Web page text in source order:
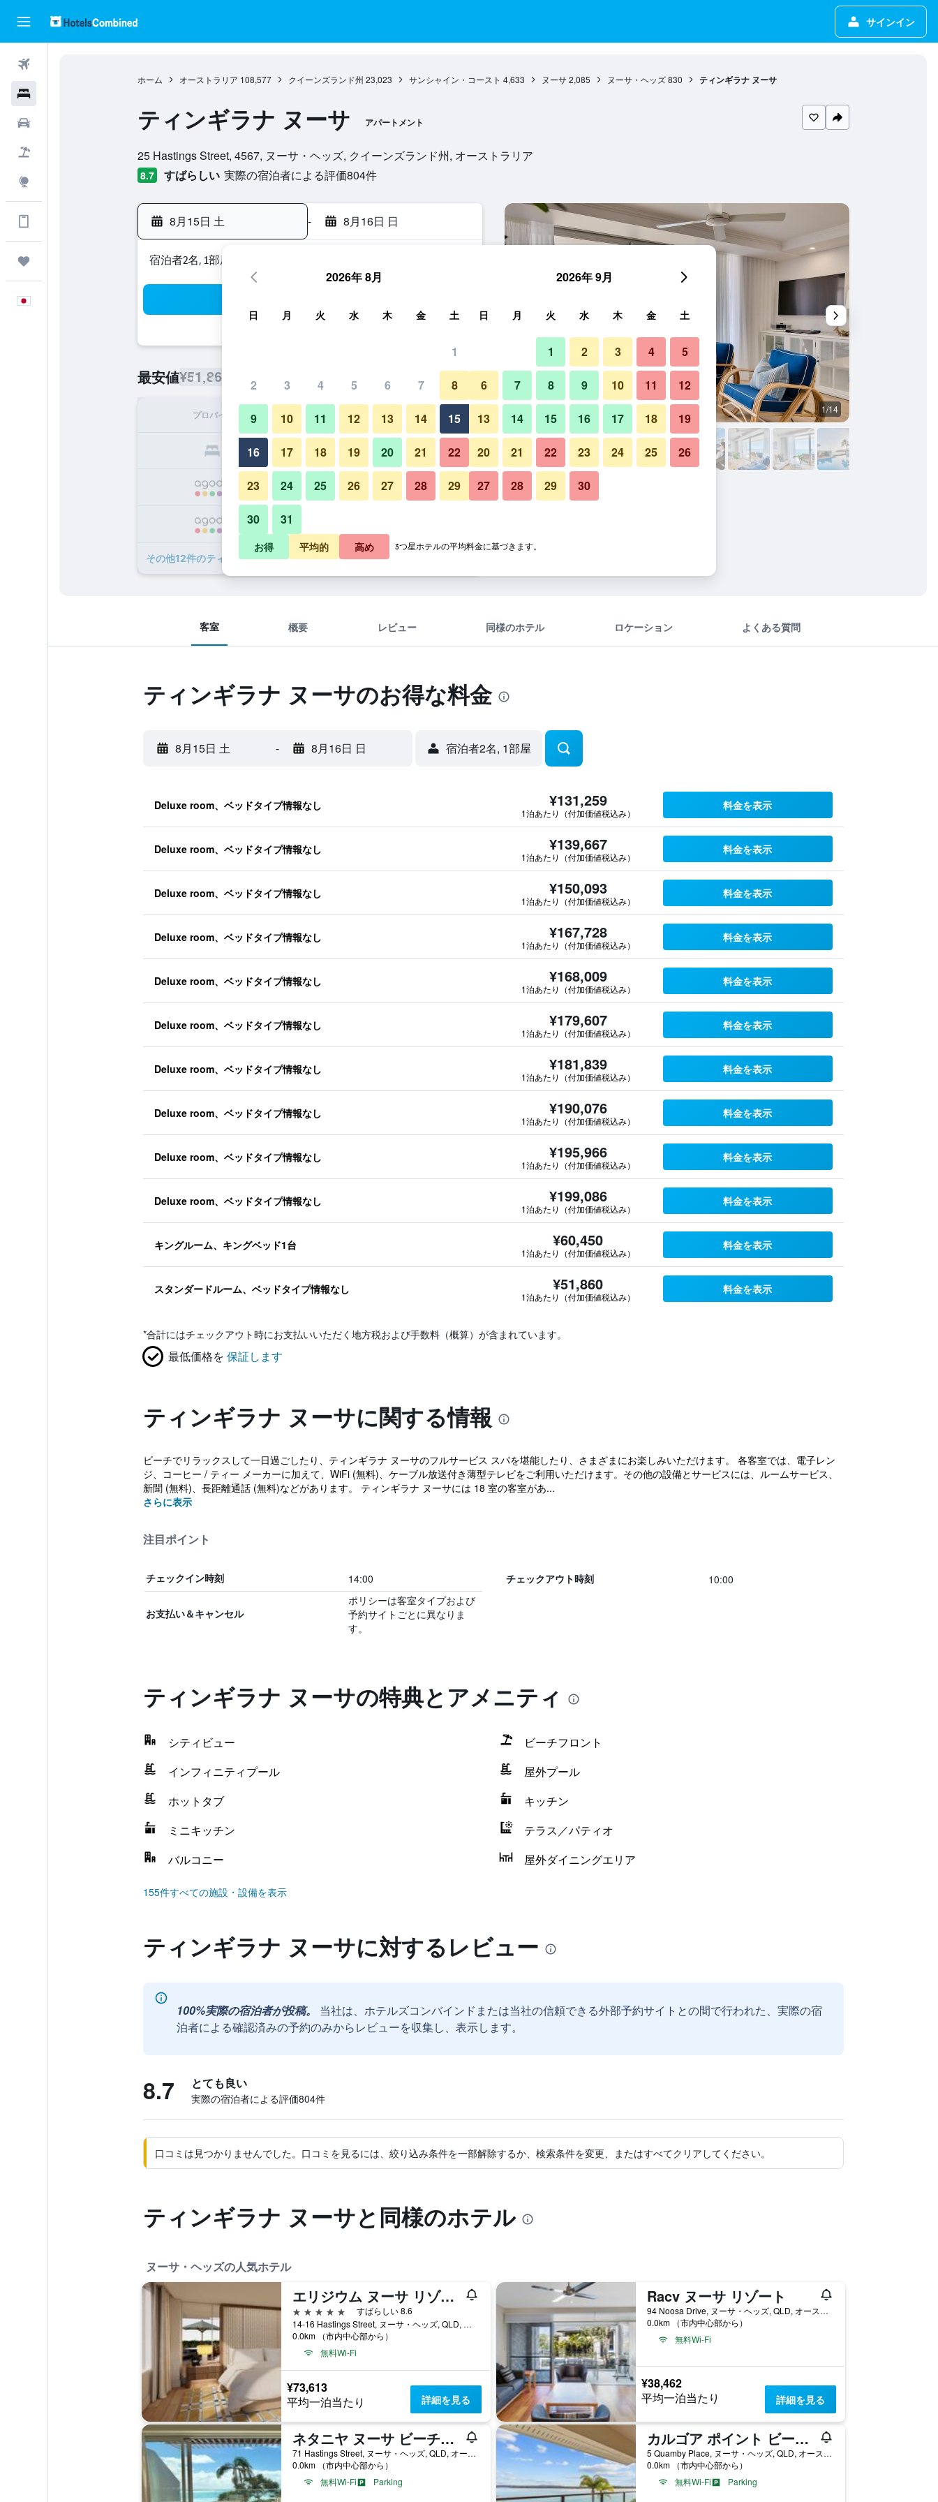
サインイン
ホーム オーストラリア 108,577 クイーンズランド州 23,023 サンシャイン・コースト 4,633 ヌーサ 2,085 ヌーサ・ヘッズ 830 ティンギラナ ヌーサ
ティンギラナ ヌーサ アパートメント
25 Hastings Street, 4567, ヌーサ・ヘッズ, クイーンズランド州, オーストラリア
8.7 すばらしい 実際の宿泊者による評価804​件
8月15日 土 - 8月16日 日
宿泊者2名, 1​部屋
最安値¥51,860
プロバイダ 1泊あたり合計
¥51,860 プランを見る
¥60,450 プランを見る
​その他12​件のティンギラナ ヌーサのオファー
リビングルーム 1/14
ティンギラナ ヌーサの写真
客室 概要 レビュー 同様のホテル ロケーション よくある質問
ティンギラナ ヌーサのお得な料金
8月15日 土 - 8月16日 日 宿泊者2名, 1​部屋
Deluxe room、ベッドタイプ情報なし ¥131,259
1泊あたり（付加価値税込み）
料金を表示
Deluxe room、ベッドタイプ情報なし ¥139,667
1泊あたり（付加価値税込み）
料金を表示
Deluxe room、ベッドタイプ情報なし ¥150,093
1泊あたり（付加価値税込み）
料金を表示
Deluxe room、ベッドタイプ情報なし ¥167,728
1泊あたり（付加価値税込み）
料金を表示
Deluxe room、ベッドタイプ情報なし ¥168,009
1泊あたり（付加価値税込み）
料金を表示
Deluxe room、ベッドタイプ情報なし ¥179,607
1泊あたり（付加価値税込み）
料金を表示
Deluxe room、ベッドタイプ情報なし ¥181,839
1泊あたり（付加価値税込み）
料金を表示
Deluxe room、ベッドタイプ情報なし ¥190,076
1泊あたり（付加価値税込み）
料金を表示
Deluxe room、ベッドタイプ情報なし ¥195,966
1泊あたり（付加価値税込み）
料金を表示
Deluxe room、ベッドタイプ情報なし ¥199,086
1泊あたり（付加価値税込み）
料金を表示
キングルーム、キングベッド1台 ¥60,450
1泊あたり（付加価値税込み）
料金を表示
スタンダードルーム、ベッドタイプ情報なし ¥51,860
1泊あたり（付加価値税込み）
料金を表示
*合計にはチェックアウト時にお支払いいただく地方税および手数料（概算）が含まれています。
最低価格を 保証します
ティンギラナ ヌーサに関する情報
ビーチでリラックスして一日過ごしたり、ティンギラナ ヌーサのフルサービス スパを堪能したり、さまざまにお楽しみいただけます。 各客室では、電子レン
ジ、コーヒー / ティー メーカーに加えて、WiFi (無料)、ケーブル放送付き薄型テレビをご利用いただけます。その他の設備とサービスには、ルームサービス、
新聞 (無料)、長距離通話 (無料)などがあります。 ティンギラナ ヌーサには 18 室の客室があ...
さらに表示
注目ポイント
チェックイン時刻 14:00 チェックアウト時刻 10:00
お支払い＆キャンセル
ポリシーは客室タイプおよび
予約サイトごとに異なりま
す。
ティンギラナ ヌーサの特典とアメニティ
シティビュー
ビーチフロント
インフィニティプール
屋外プール
ホットタブ
キッチン
ミニキッチン
テラス／パティオ
バルコニー
屋外ダイニングエリア
155件すべての施設・設備を表示
ティンギラナ ヌーサに対するレビュー
100%実際の宿泊者が投稿。
当社は、ホテルズコンバインドまたは当社の信頼できる外部予約サイトとの間で行われた、実際の宿
泊者による確認済みの予約のみからレビューを収集し、表示します。
8.7 とても良い
実際の宿泊者による評価804​件
口コミは見つかりませんでした。口コミを見るには、絞り込み条件を一部解除するか、検索条件を変更、またはすべてクリアしてください。
ティンギラナ ヌーサと同様のホテル
ヌーサ・ヘッズの人気ホテル
エリジウム ヌーサ リゾート - Mギャラリー コレクション
5つ星
すばらしい 8.6
14-16 Hastings Street, ヌーサ・ヘッズ, QLD, オーストラリア
0.0km （市内中心部から）
無料Wi-Fi
¥73,613
平均一泊当たり 詳細を見る
Racv ヌーサ リゾート
94 Noosa Drive, ヌーサ・ヘッズ, QLD, オーストラリア
0.0km （市内中心部から）
無料Wi-Fi
¥38,462
平均一泊当たり 詳細を見る
ネタニヤ ヌーサ ビーチフロント リゾート
71 Hastings Street, ヌーサ・ヘッズ, QLD, オーストラリア
0.0km （市内中心部から）
無料Wi-Fi
Parking
カルゴア ポイント ビーチ リゾート
5 Quamby Place, ヌーサ・ヘッズ, QLD, オーストラリア
0.0km （市内中心部から）
無料Wi-Fi
Parking
2026年 8月
日 月 火 水 木 金 土
1
2 3 4 5 6 7 8
9 10 11 12 13 14 15
16 17 18 19 20 21 22
23 24 25 26 27 28 29
30 31
2026年 9月
日 月 火 水 木 金 土
1 2 3 4 5
6 7 8 9 10 11 12
13 14 15 16 17 18 19
20 21 22 23 24 25 26
27 28 29 30
お得 平均的 高め 3つ星ホテルの平均料金に基づきます。